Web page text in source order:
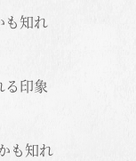
も知れ
る印象
も知れ